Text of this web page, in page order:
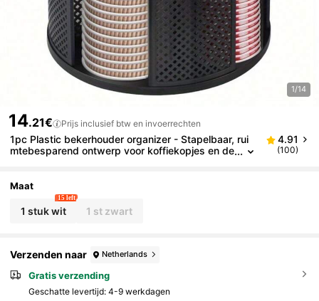
1/14
14.21€ Prijs inclusief btw en invoerrechten
1pc Plastic bekerhouder organizer - Stapelbaar, rui
mtebesparend ontwerp voor koffiekopjes en de
4.91
(100)
Maat
1 stuk wit
15 left
1 st zwart
Verzenden naar Netherlands
Gratis verzending
Geschatte levertijd: 4-9 werkdagen